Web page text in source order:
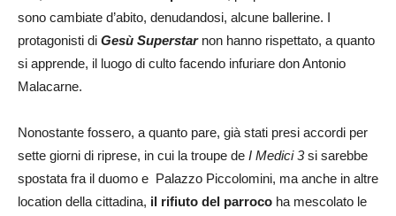
sono cambiate d’abito, denudandosi, alcune ballerine. I
protagonisti di Gesù Superstarnon hanno rispettato, a quanto
si apprende, il luogo di culto facendo infuriare don Antonio
Malacarne.
Nonostante fossero, a quanto pare, già stati presi accordi per
sette giorni di riprese, in cui la troupe de I Medici 3si sarebbe
spostata fra il duomo e Palazzo Piccolomini, ma anche in altre
location della cittadina, il rifiuto del parroco ha mescolato le